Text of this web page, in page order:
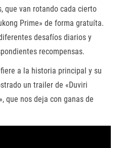
que van rotando cada cierto
Prime» de forma gratuíta.
desafíos diarios y
recompensas.
a la historia principal y su
un trailer de «Duviri
que nos deja con ganas de